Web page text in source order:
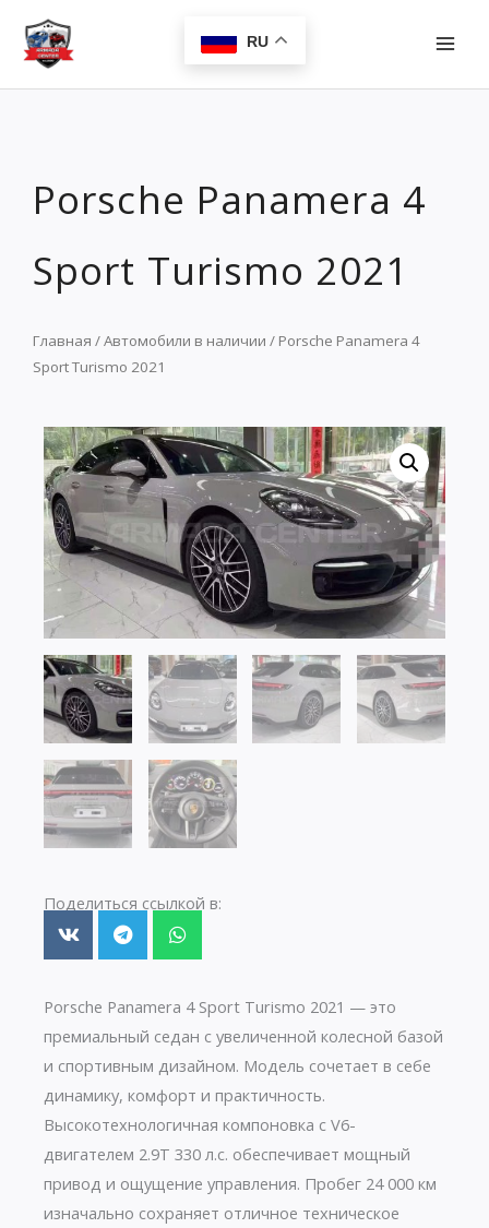
Перейти
содержимому
RU
Porsche Panamera 4
Sport Turismo 2021
Главная /Автомобили в наличии / Porsche Panamera 4
Sport Turismo 2021
Поделиться ссылкой в:
Porsche Panamera 4 Sport Turismo 2021 — это
премиальный седан с увеличенной колесной базой
и спортивным дизайном. Модель сочетает в себе
динамику, комфорт и практичность.
Высокотехнологичная компоновка с V6-
двигателем 2.9T 330 л.с. обеспечивает мощный
привод и ощущение управления. Пробег 24 000 км
изначально сохраняет отличное техническое